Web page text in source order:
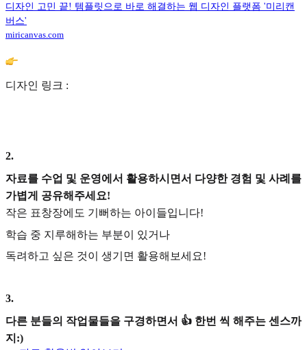
디자인 고민 끝! 템플릿으로 바로 해결하는 웹 디자인 플랫폼 '미리캔
버스'
miricanvas.com
디자인 링크 :
2.
자료를 수업 및 운영에서 활용하시면서 다양한 경험 및 사례를
가볍게 공유해주세요!
작은 표창장에도 기뻐하는 아이들입니다!
학습 중 지루해하는 부분이 있거나
독려하고 싶은 것이 생기면 활용해보세요!
3.
다른 분들의 작업물들을 구경하면서 👍 한번 씩 해주는 센스까
지:)